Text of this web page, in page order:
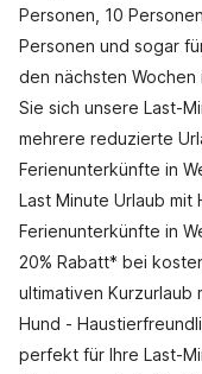
Personen, 10
Personen und sogar
den nächsten Wochen
Sie sich unsere Last-
mehrere reduzierte
Ferienunterkünfte in
Last Minute Urlaub
Ferienunterkünfte in
20% Rabatt* bei
ultimativen Kurzurlaub
Hund -
perfekt für Ihre Last-